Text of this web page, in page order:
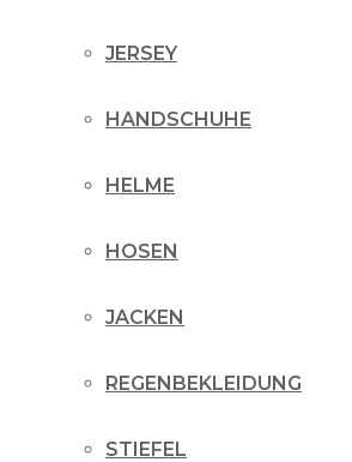
JERSEY
HANDSCHUHE
HELME
HOSEN
JACKEN
REGENBEKLEIDUNG
STIEFEL